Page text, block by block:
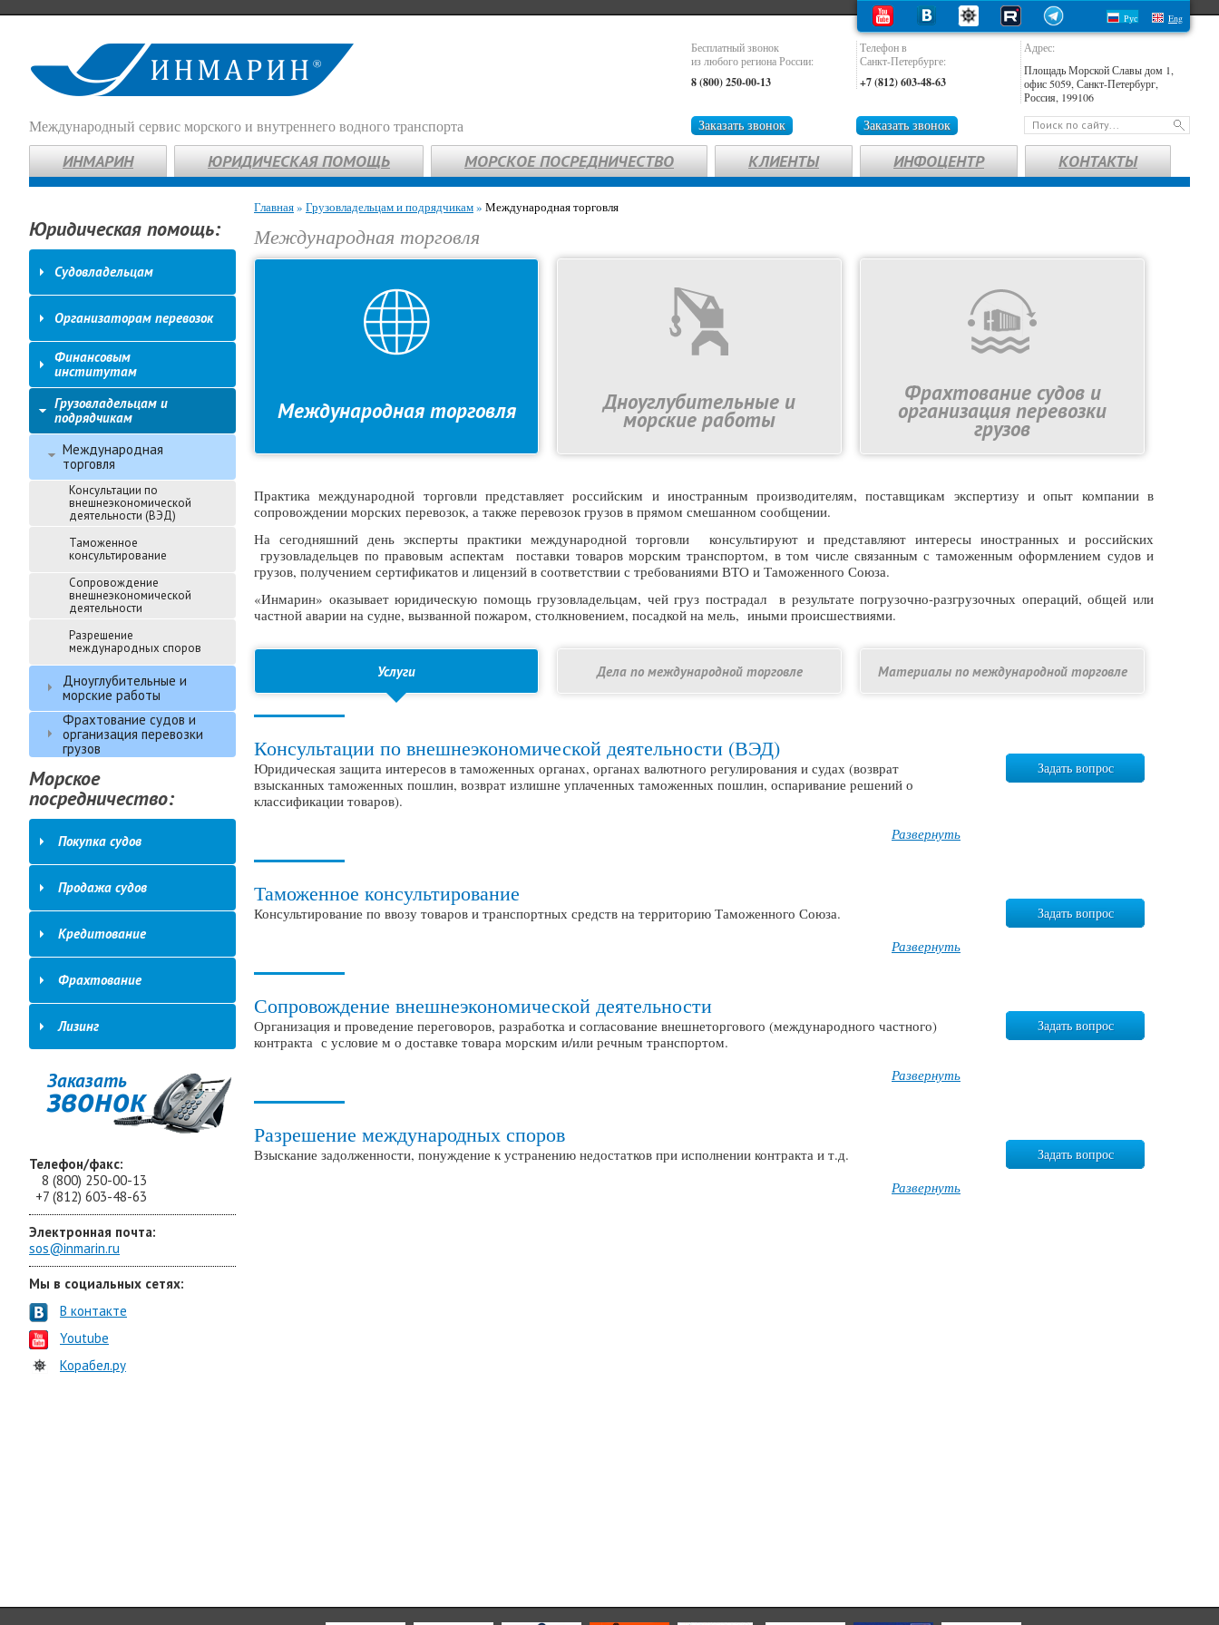
Рус Eng
Бесплатный звонок
из любого региона России:
8 (800) 250-00-13
Телефон в
Санкт-Петербурге:
+7 (812) 603-48-63
Адрес:
Площадь Морской Славы дом 1,
офис 5059, Санкт-Петербург,
Россия, 199106
Международный сервис морского и внутреннего водного транспорта Заказать звонок Заказать звонок
ИНМАРИН ЮРИДИЧЕСКАЯ ПОМОЩЬ МОРСКОЕ ПОСРЕДНИЧЕСТВО КЛИЕНТЫ ИНФОЦЕНТР КОНТАКТЫ
Главная» Грузовладельцам и подрядчикам» Международная торговля
Международная торговля
Международная торговля Дноуглубительные и
морские работы
Фрахтование судов и
организация перевозки
грузов
Практика международной торговли представляет российским и иностранным производителям, поставщикам экспертизу и опыт компании в
сопровождении морских перевозок, а также перевозок грузов в прямом смешанном сообщении.
На сегодняшний день эксперты практики международной торговли консультируют и представляют интересы иностранных и российских
грузовладельцев по правовым аспектам поставки товаров морским транспортом, в том числе связанным с таможенным оформлением судов и
грузов, получением сертификатов и лицензий в соответствии с требованиями ВТО и Таможенного Союза.
«Инмарин» оказывает юридическую помощь грузовладельцам, чей груз пострадал в результате погрузочно-разгрузочных операций, общей или
частной аварии на судне, вызванной пожаром, столкновением, посадкой на мель, иными происшествиями.
Услуги Дела по международной торговле Материалы по международной торговле
Консультации по внешнеэкономической деятельности (ВЭД)
Юридическая защита интересов в таможенных органах, органах валютного регулирования и судах (возврат
взысканных таможенных пошлин, возврат излишне уплаченных таможенных пошлин, оспаривание решений о
классификации товаров).
Развернуть
Задать вопрос
Таможенное консультирование
Консультирование по ввозу товаров и транспортных средств на территорию Таможенного Союза.
Развернуть
Задать вопрос
Сопровождение внешнеэкономической деятельности
Организация и проведение переговоров, разработка и согласование внешнеторгового (международного частного)
контракта с условие м о доставке товара морским и/или речным транспортом.
Развернуть
Задать вопрос
Разрешение международных споров
Взыскание задолженности, понуждение к устранению недостатков при исполнении контракта и т.д.
Развернуть
Задать вопрос
Юридическая помощь:
Судовладельцам
Организаторам перевозок
Финансовым
институтам
Грузовладельцам и
подрядчикам
Международная
торговля
Консультации по
внешнеэкономической
деятельности (ВЭД)
Таможенное
консультирование
Сопровождение
внешнеэкономической
деятельности
Разрешение
международных споров
Дноуглубительные и
морские работы
Фрахтование судов и
организация перевозки
грузов
Морское
посредничество:
Покупка судов
Продажа судов
Кредитование
Фрахтование
Лизинг
Заказать
звонок
Телефон/факс:
8 (800) 250-00-13
+7 (812) 603-48-63
Электронная почта:
sos@inmarin.ru
Мы в социальных сетях:
В контакте
Youtube
Корабел.ру